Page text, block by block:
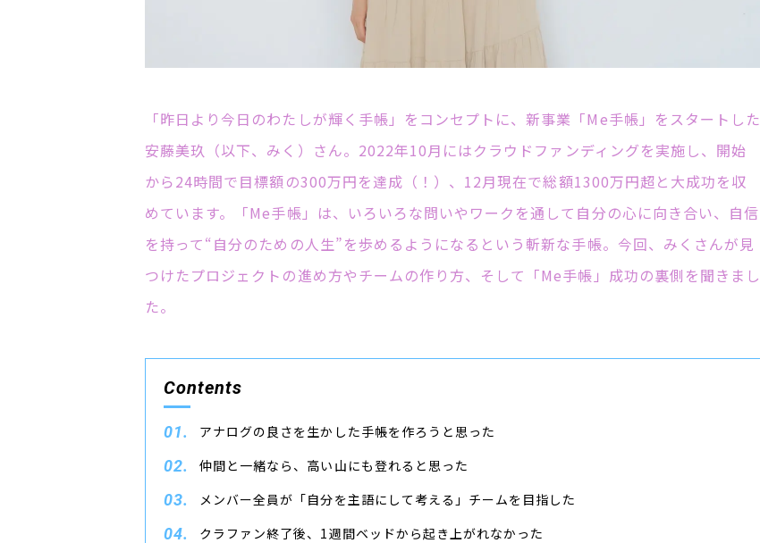
「昨日より今日のわたしが輝く手帳」をコンセプトに、新事業「Me手帳」をスタートした
安藤美玖（以下、みく）さん。2022年10月にはクラウドファンディングを実施し、開始
から24時間で目標額の300万円を達成（！）、 12月現在で総額1300万円超と大成功を収
めています。「Me手帳」は、いろいろな問いやワークを通して自分の心に向き合い、自信
を持って“自分のための人生”を歩めるようになるという斬新な手帳。今回、みくさんが見
つけたプロジェクトの進め方やチームの作り方、そして「Me手帳」成功の裏側を聞きまし
た。
Contents
アナログの良さを生かした手帳を作ろうと思った
仲間と一緒なら、高い山にも登れると思った
メンバー全員が「自分を主語にして考える」チームを目指した
クラファン終了後、1週間ベッドから起き上がれなかった